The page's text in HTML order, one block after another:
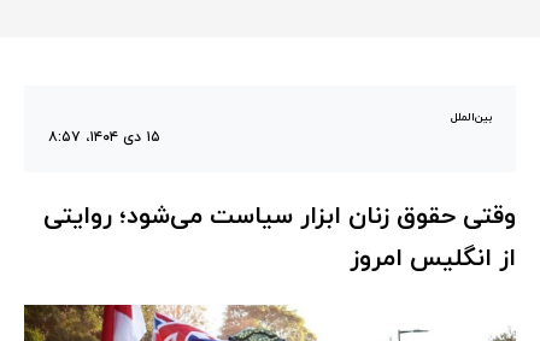
بین‌الملل
۱۵ دی ۱۴۰۴، ۸:۵۷
وقتی حقوق زنان ابزار سیاست می‌شود؛ روایتی
از انگلیس امروز